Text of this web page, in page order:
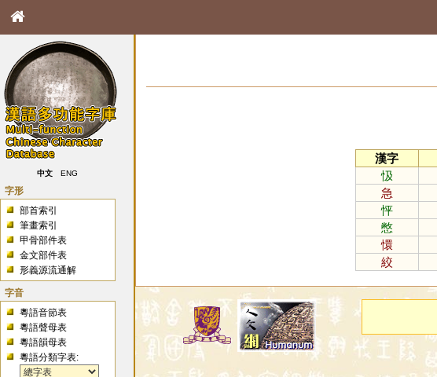
中文 ENG
字形
部首索引
筆畫索引
甲骨部件表
金文部件表
形義源流通解
字音
粵語音節表
粵語聲母表
粵語韻母表
粵語分類字表:
漢字
忣
急
怦
憋
懁
絞